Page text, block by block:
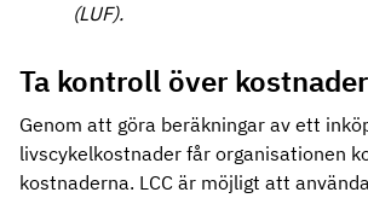
(LUF).
Ta kontroll över
Genom att göra beräkningar av ett
livscykelkostnader får organisationen
kostnaderna. LCC är möjligt att